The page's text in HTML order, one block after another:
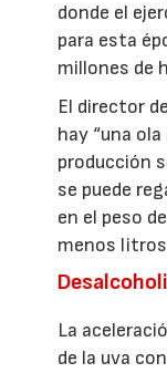
donde el
para esta
millones de
El director
hay “una
producción
se puede
en el peso
menos
La
de la uva